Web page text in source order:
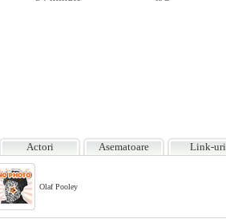
Actori Asematoare Link-uri
Olaf Pooley